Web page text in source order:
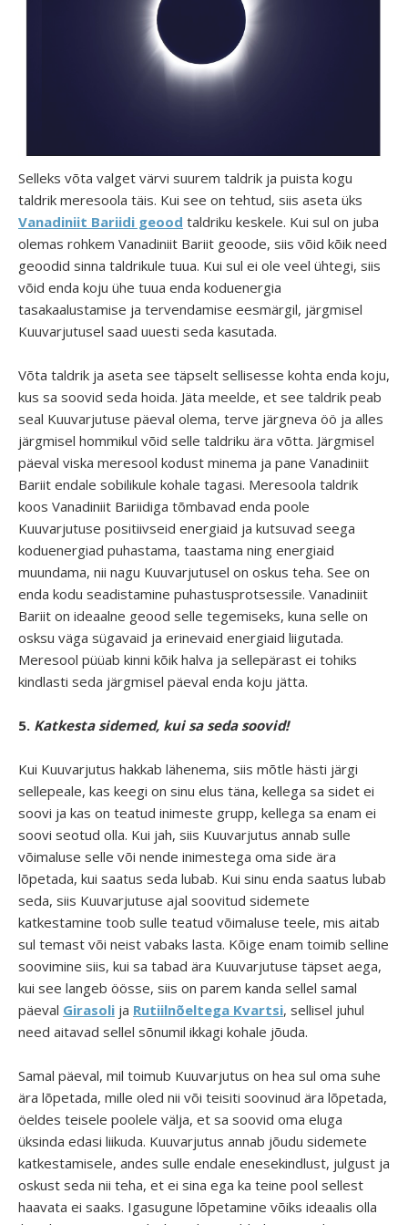
Selleks võta valget värvi suurem taldrik ja puista kogu
taldrik meresoola täis. Kui see on tehtud, siis aseta üks
Vanadiniit Bariidi geood taldriku keskele. Kui sul on juba
olemas rohkem Vanadiniit Bariit geoode, siis võid kõik need
geoodid sinna taldrikule tuua. Kui sul ei ole veel ühtegi, siis
võid enda koju ühe tuua enda koduenergia
tasakaalustamise ja tervendamise eesmärgil, järgmisel
Kuuvarjutusel saad uuesti seda kasutada.
Võta taldrik ja aseta see täpselt sellisesse kohta enda koju,
kus sa soovid seda hoida. Jäta meelde, et see taldrik peab
seal Kuuvarjutuse päeval olema, terve järgneva öö ja alles
järgmisel hommikul võid selle taldriku ära võtta. Järgmisel
päeval viska meresool kodust minema ja pane Vanadiniit
Bariit endale sobilikule kohale tagasi. Meresoola taldrik
koos Vanadiniit Bariidiga tõmbavad enda poole
Kuuvarjutuse positiivseid energiaid ja kutsuvad seega
koduenergiad puhastama, taastama ning energiaid
muundama, nii nagu Kuuvarjutusel on oskus teha. See on
enda kodu seadistamine puhastusprotsessile. Vanadiniit
Bariit on ideaalne geood selle tegemiseks, kuna selle on
osksu väga sügavaid ja erinevaid energiaid liigutada.
Meresool püüab kinni kõik halva ja sellepärast ei tohiks
kindlasti seda järgmisel päeval enda koju jätta.
5. Katkesta sidemed, kui sa seda soovid!
Kui Kuuvarjutus hakkab lähenema, siis mõtle hästi järgi
sellepeale, kas keegi on sinu elus täna, kellega sa sidet ei
soovi ja kas on teatud inimeste grupp, kellega sa enam ei
soovi seotud olla. Kui jah, siis Kuuvarjutus annab sulle
võimaluse selle või nende inimestega oma side ära
lõpetada, kui saatus seda lubab. Kui sinu enda saatus lubab
seda, siis Kuuvarjutuse ajal soovitud sidemete
katkestamine toob sulle teatud võimaluse teele, mis aitab
sul temast või neist vabaks lasta. Kõige enam toimib selline
soovimine siis, kui sa tabad ära Kuuvarjutuse täpset aega,
kui see langeb öösse, siis on parem kanda sellel samal
päeval Girasoli ja Rutiilnõeltega Kvartsi, sellisel juhul
need aitavad sellel sõnumil ikkagi kohale jõuda.
Samal päeval, mil toimub Kuuvarjutus on hea sul oma suhe
ära lõpetada, mille oled nii või teisiti soovinud ära lõpetada,
öeldes teisele poolele välja, et sa soovid oma eluga
üksinda edasi liikuda. Kuuvarjutus annab jõudu sidemete
katkestamisele, andes sulle endale enesekindlust, julgust ja
oskust seda nii teha, et ei sina ega ka teine pool sellest
haavata ei saaks. Igasugune lõpetamine võiks ideaalis olla